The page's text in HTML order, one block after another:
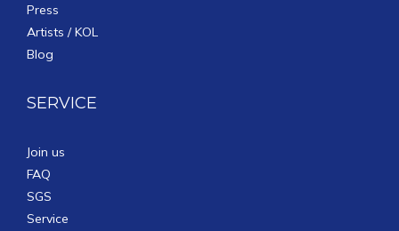
Press
Artists / KOL
Blog
SERVICE
Join us
FAQ
SGS
Service